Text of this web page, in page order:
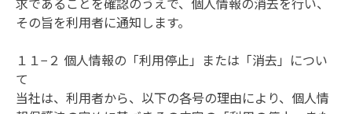
その旨を利用者に通知します。
１１−２ 個人情報の「利用停止」または「消去」につい
て
当社は、利用者から、以下の各号の理由により、個人情